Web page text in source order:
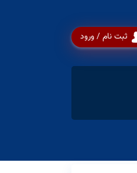
ثبت نام / ورود